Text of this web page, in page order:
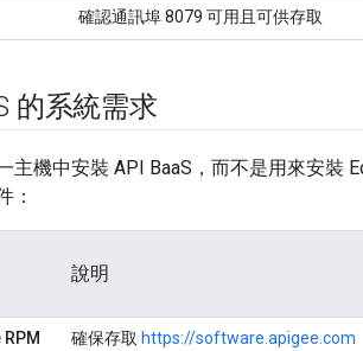
確認通訊埠 8079 可用且可供存取
的系統需求
主機中安裝 API BaaS，而不是用來安裝
：
說明
確保存取 https://software.apigee.com